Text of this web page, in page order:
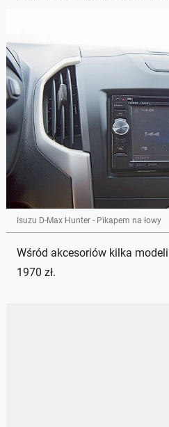
Isuzu D-Max Hunter - Pikapem na łowy
Wśród akcesoriów kilka
1970 zł.